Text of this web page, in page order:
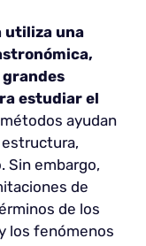
utiliza una
estudiar el
ayudan
Sin embargo,
de
de los
los fenómenos